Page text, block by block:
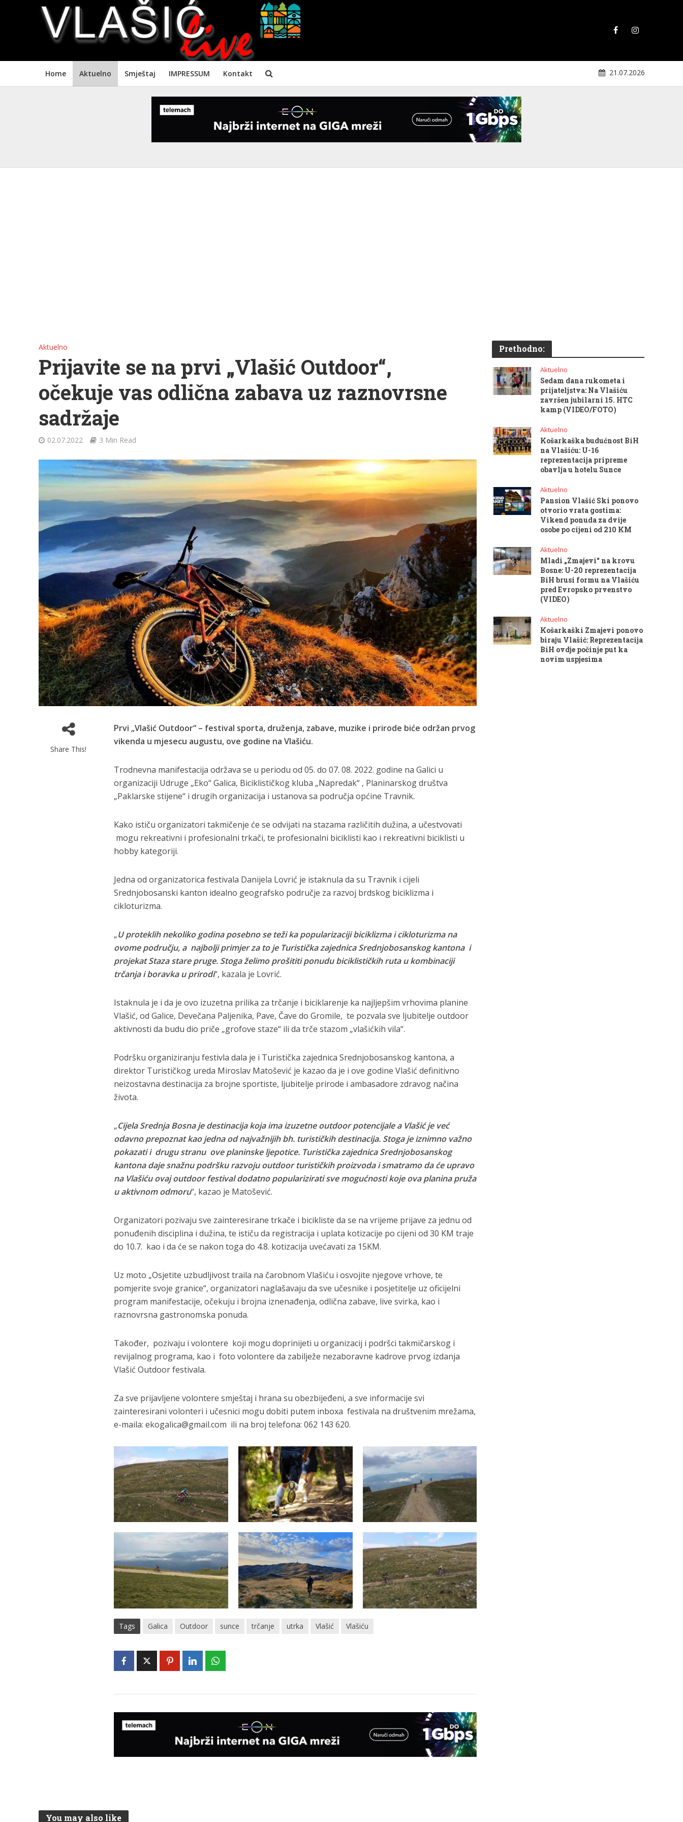
Home Aktuelno Smještaj IMPRESSUM Kontakt 21.07.2026
Aktuelno
Prijavite se na prvi „Vlašić Outdoor“,
očekuje vas odlična zabava uz raznovrsne
sadržaje
02.07.2022 3 Min Read
Share This!
Prvi „Vlašić Outdoor“ – festival sporta, druženja, zabave, muzike i prirode biće održan prvog
vikenda u mjesecu augustu, ove godine na Vlašiću.
Trodnevna manifestacija održava se u periodu od 05. do 07. 08. 2022. godine na Galici u
organizaciji Udruge „Eko“ Galica, Biciklističkog kluba „Napredak“ , Planinarskog društva
„Paklarske stijene“ i drugih organizacija i ustanova sa područja općine Travnik.
Kako ističu organizatori takmičenje će se odvijati na stazama različitih dužina, a učestvovati
mogu rekreativni i profesionalni trkači, te profesionalni biciklisti kao i rekreativni biciklisti u
hobby kategoriji.
Jedna od organizatorica festivala Danijela Lovrić je istaknula da su Travnik i cijeli
Srednjobosanski kanton idealno geografsko područje za razvoj brdskog biciklizma i
cikloturizma.
„U proteklih nekoliko godina posebno se teži ka popularizaciji biciklizma i cikloturizma na
ovome području, a najbolji primjer za to je Turistička zajednica Srednjobosanskog kantona i
projekat Staza stare pruge. Stoga želimo prošititi ponudu biciklističkih ruta u kombinaciji
trčanja i boravka u prirodi“, kazala je Lovrić.
Istaknula je i da je ovo izuzetna prilika za trčanje i biciklarenje ka najljepšim vrhovima planine
Vlašić, od Galice, Devečana Paljenika, Pave, Čave do Gromile, te pozvala sve ljubitelje outdoor
aktivnosti da budu dio priče „grofove staze“ ili da trče stazom „vlašićkih vila“.
Podršku organiziranju festivla dala je i Turistička zajednica Srednjobosanskog kantona, a
direktor Turističkog ureda Miroslav Matošević je kazao da je i ove godine Vlašić definitivno
neizostavna destinacija za brojne sportiste, ljubitelje prirode i ambasadore zdravog načina
života.
„Cijela Srednja Bosna je destinacija koja ima izuzetne outdoor potencijale a Vlašić je već
odavno prepoznat kao jedna od najvažnijih bh. turističkih destinacija. Stoga je iznimno važno
pokazati i drugu stranu ove planinske ljepotice. Turistička zajednica Srednjobosanskog
kantona daje snažnu podršku razvoju outdoor turističkih proizvoda i smatramo da će upravo
na Vlašiću ovaj outdoor festival dodatno popularizirati sve mogućnosti koje ova planina pruža
u aktivnom odmoru“, kazao je Matošević.
Organizatori pozivaju sve zainteresirane trkače i bicikliste da se na vrijeme prijave za jednu od
ponuđenih disciplina i dužina, te ističu da registracija i uplata kotizacije po cijeni od 30 KM traje
do 10.7. kao i da će se nakon toga do 4.8. kotizacija uvećavati za 15KM.
Uz moto „Osjetite uzbudljivost traila na čarobnom Vlašiću i osvojite njegove vrhove, te
pomjerite svoje granice“, organizatori naglašavaju da sve učesnike i posjetitelje uz oficijelni
program manifestacije, očekuju i brojna iznenađenja, odlična zabave, live svirka, kao i
raznovrsna gastronomska ponuda.
Također, pozivaju i volontere koji mogu doprinijeti u organizacij i podršci takmičarskog i
revijalnog programa, kao i foto volontere da zabilježe nezaboravne kadrove prvog izdanja
Vlašić Outdoor festivala.
Za sve prijavljene volontere smještaj i hrana su obezbijeđeni, a sve informacije svi
zainteresirani volonteri i učesnici mogu dobiti putem inboxa festivala na društvenim mrežama,
e-maila: ekogalica@gmail.com ili na broj telefona: 062 143 620.
Tags Galica Outdoor sunce trčanje utrka Vlašić Vlašiću
You may also like
Prethodno:
Aktuelno
Sedam dana rukometa i
prijateljstva: Na Vlašiću
završen jubilarni 15. HTC
kamp (VIDEO/FOTO)
Aktuelno
Košarkaška budućnost BiH
na Vlašiću: U-16
reprezentacija pripreme
obavlja u hotelu Sunce
Aktuelno
Pansion Vlašić Ski ponovo
otvorio vrata gostima:
Vikend ponuda za dvije
osobe po cijeni od 210 KM
Aktuelno
Mladi „Zmajevi“ na krovu
Bosne: U-20 reprezentacija
BiH brusi formu na Vlašiću
pred Evropsko prvenstvo
(VIDEO)
Aktuelno
Košarkaški Zmajevi ponovo
biraju Vlašić: Reprezentacija
BiH ovdje počinje put ka
novim uspjesima